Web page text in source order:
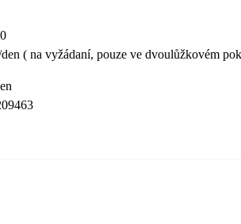
( na vyžádaní, pouze ve dvoulůžkovém